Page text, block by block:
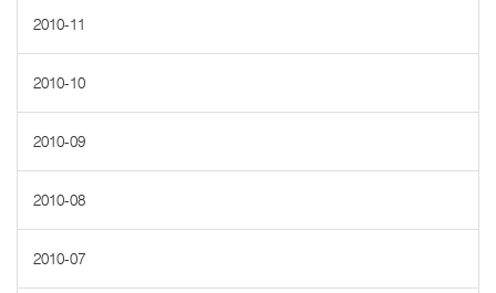
2010-11
2010-10
2010-09
2010-08
2010-07